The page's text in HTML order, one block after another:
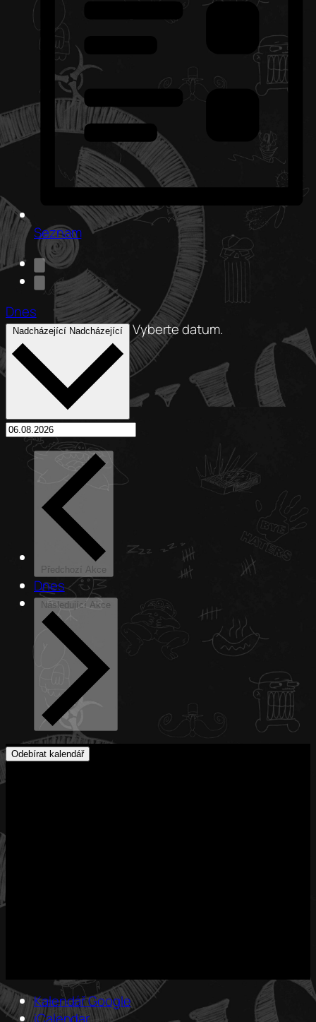
Seznam
Dnes
Nadcházející Nadcházející Vyberte datum.
Předchozí Akce
Dnes
Následující Akce
Odebírat kalendář
Kalendář Google